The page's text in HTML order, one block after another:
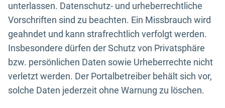
unterlassen. Datenschutz- und urheberrechtliche
Vorschriften sind zu beachten. Ein Missbrauch wird
geahndet und kann strafrechtlich verfolgt werden.
Insbesondere dürfen der Schutz von Privatsphäre
bzw. persönlichen Daten sowie Urheberrechte nicht
verletzt werden. Der Portalbetreiber behält sich vor,
solche Daten jederzeit ohne Warnung zu löschen.